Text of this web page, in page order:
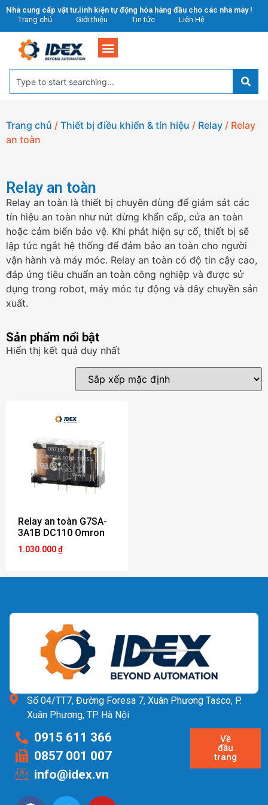
Nhà cung cấp vật tư,linh kiện tự động hóa hàng đầu cho các nhà máy !
Trang chủ
Giới thiệu Tin tức Liên Hệ
Trang chủ / Thiết bị điều khiển & tín hiệu / Relay / Relay
an toàn
Relay an toàn
Relay an toàn là thiết bị chuyên dùng để giám sát các
tín hiệu an toàn như nút dừng khẩn cấp, cửa an toàn
hoặc cảm biến bảo vệ. Khi phát hiện sự cố, thiết bị sẽ
lập tức ngắt hệ thống để đảm bảo an toàn cho người
vận hành và máy móc. Relay an toàn có độ tin cậy cao,
đáp ứng tiêu chuẩn an toàn công nghiệp và được sử
dụng trong robot, máy móc tự động và dây chuyền sản
xuất.
Sản phẩm nổi bật
Hiển thị kết quả duy nhất
Relay an toàn G7SA-
3A1B DC110 Omron
1.030.000₫
Số 04/TT7, Đường Foresa 7, Xuân Phương Tasco, P.
Xuân Phương, TP. Hà Nội
0915 611 366
0857 001 007
info@idex.vn
Về
đầu
trang